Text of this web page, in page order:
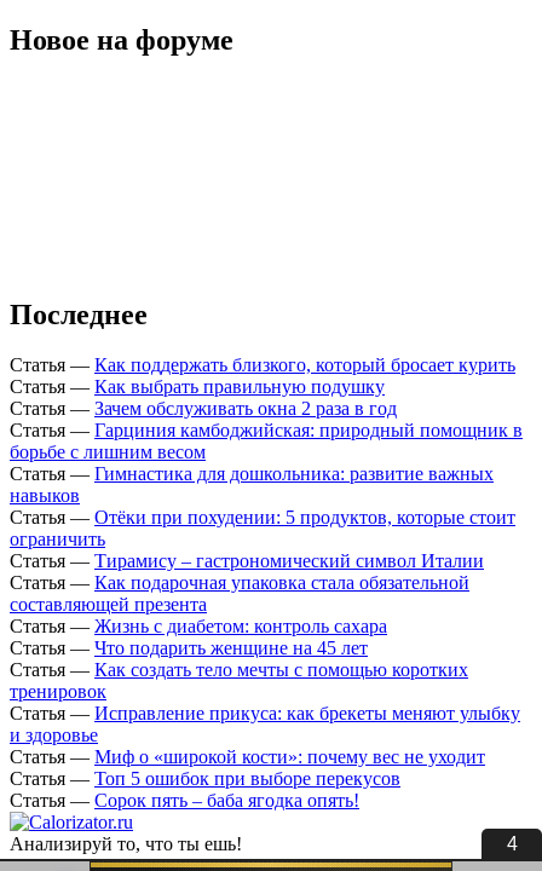
3
Новое на форуме
Последнее
Статья — Как поддержать близкого, который бросает курить
Статья — Как выбрать правильную подушку
Статья — Зачем обслуживать окна 2 раза в год
Статья — Гарциния камбоджийская: природный помощник в
борьбе с лишним весом
Статья — Гимнастика для дошкольника: развитие важных
навыков
Статья — Отёки при похудении: 5 продуктов, которые стоит
ограничить
Статья — Тирамису – гастрономический символ Италии
Статья — Как подарочная упаковка стала обязательной
составляющей презента
Статья — Жизнь с диабетом: контроль сахара
Статья — Что подарить женщине на 45 лет
Статья — Как создать тело мечты с помощью коротких
тренировок
Статья — Исправление прикуса: как брекеты меняют улыбку
и здоровье
Статья — Миф о «широкой кости»: почему вес не уходит
Статья — Топ 5 ошибок при выборе перекусов
Статья — Сорок пять – баба ягодка опять!
Анализируй то, что ты ешь!